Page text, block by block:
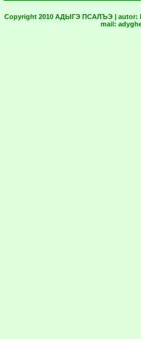
Copyright 2010 АДЫГЭ ПСАЛЪЭ | autor:
mail: